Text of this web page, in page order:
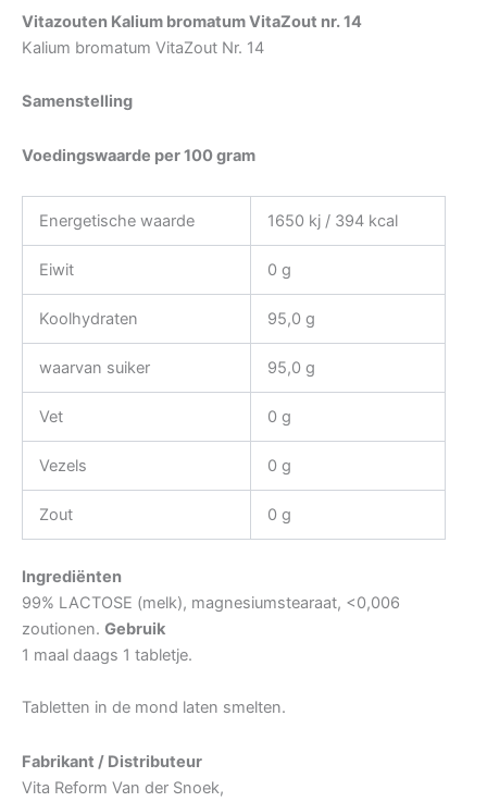
Vitazouten Kalium bromatum VitaZout nr. 14
Kalium bromatum VitaZout Nr. 14
Samenstelling
Voedingswaarde per 100 gram
Energetische waarde 1650 kj / 394 kcal
Eiwit 0 g
Koolhydraten 95,0 g
waarvan suiker 95,0 g
Vet 0 g
Vezels 0 g
Zout 0 g
Ingrediënten
99% LACTOSE (melk), magnesiumstearaat, <0,006
zoutionen. Gebruik
1 maal daags 1 tabletje.
Tabletten in de mond laten smelten.
Fabrikant / Distributeur
Vita Reform Van der Snoek,